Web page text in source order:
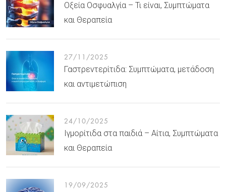
Οξεία Οσφυαλγία – Τι είναι, Συμπτώματα
και Θεραπεία
27/11/2025
Γαστρεντερίτιδα: Συμπτώματα, μετάδοση
και αντιμετώπιση
24/10/2025
Ιγμορίτιδα στα παιδιά – Αίτια, Συμπτώματα
και Θεραπεία
19/09/2025